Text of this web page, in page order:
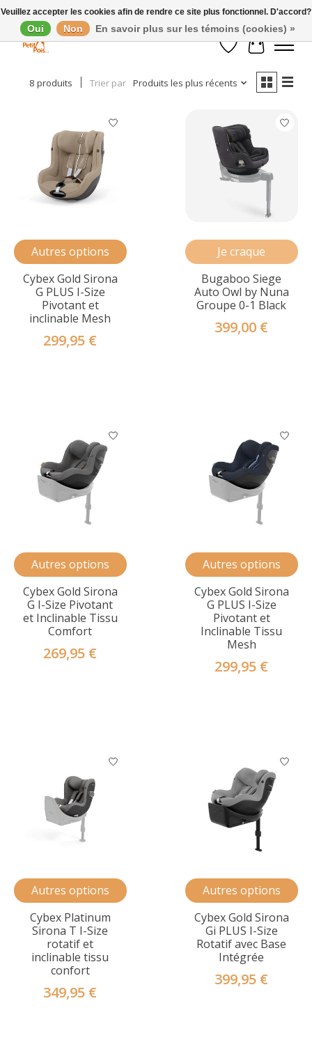
Liste de souhaits
Panier
Afficher les filtres
8 produits Trier par Produits les plus récents
Autres options
Cybex Gold Sirona
G PLUS I-Size
Pivotant et
inclinable Mesh
299,95 €
Je craque
Bugaboo Siege
Auto Owl by Nuna
Groupe 0-1 Black
399,00 €
Autres options
Cybex Gold Sirona
G I-Size Pivotant
et Inclinable Tissu
Comfort
269,95 €
Autres options
Cybex Gold Sirona
G PLUS I-Size
Pivotant et
Inclinable Tissu
Mesh
299,95 €
Autres options
Cybex Platinum
Sirona T I-Size
rotatif et
inclinable tissu
confort
349,95 €
Autres options
Cybex Gold Sirona
Gi PLUS I-Size
Rotatif avec Base
Intégrée
399,95 €
Veuillez accepter les cookies afin de rendre ce site plus fonctionnel. D'accord?
Oui Non En savoir plus sur les témoins (cookies) »